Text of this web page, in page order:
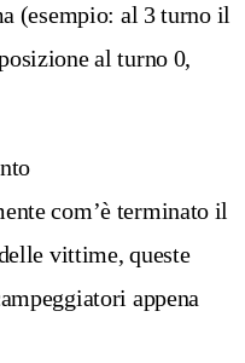
(esempio: al 3 turno il
al turno 0,
com’è terminato il
vittime, queste
appena